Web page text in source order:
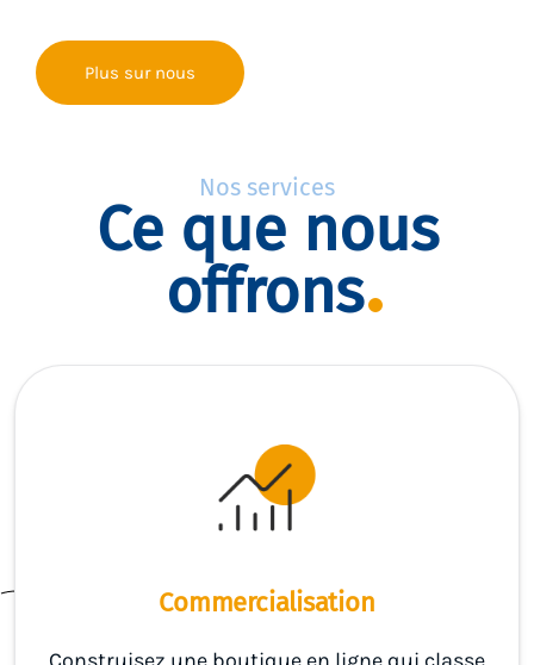
Plus sur nous
Nos services
Ce que nous
offrons
Commercialisation
Construisez une boutique en ligne qui classe